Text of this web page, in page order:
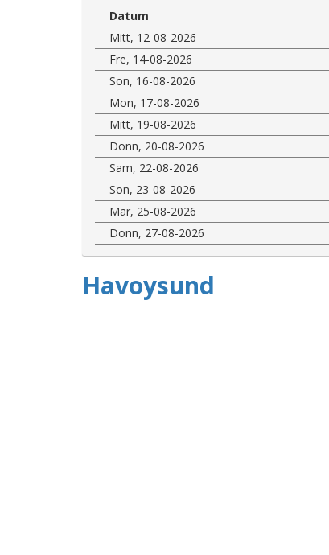
Datum
Mitt, 12-08-2026
Fre, 14-08-2026
Son, 16-08-2026
Mon, 17-08-2026
Mitt, 19-08-2026
Donn, 20-08-2026
Sam, 22-08-2026
Son, 23-08-2026
Mär, 25-08-2026
Donn, 27-08-2026
Havoysund